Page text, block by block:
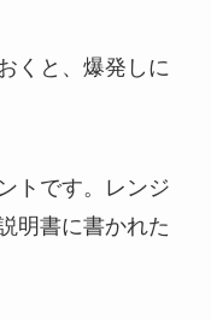
くと、爆発しに
トです。レンジ
明書に書かれた